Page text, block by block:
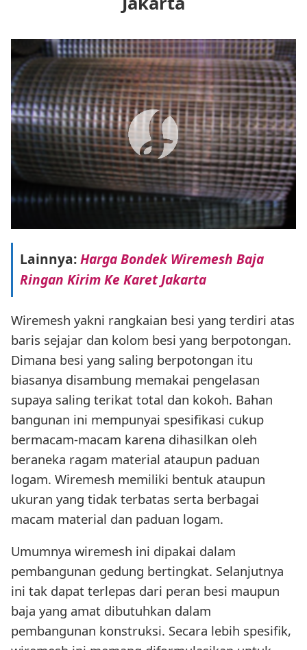
Lainnya:Harga Bondek Wiremesh Baja
Ringan Kirim Ke Karet Jakarta
Wiremesh yakni rangkaian besi yang terdiri atas
baris sejajar dan kolom besi yang berpotongan.
Dimana besi yang saling berpotongan itu
biasanya disambung memakai pengelasan
supaya saling terikat total dan kokoh. Bahan
bangunan ini mempunyai spesifikasi cukup
bermacam-macam karena dihasilkan oleh
beraneka ragam material ataupun paduan
logam. Wiremesh memiliki bentuk ataupun
ukuran yang tidak terbatas serta berbagai
macam material dan paduan logam.
Umumnya wiremesh ini dipakai dalam
pembangunan gedung bertingkat. Selanjutnya
ini tak dapat terlepas dari peran besi maupun
baja yang amat dibutuhkan dalam
pembangunan konstruksi. Secara lebih spesifik,